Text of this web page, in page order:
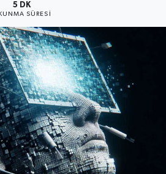
5 DK
SÜRESI
Hayatı
TV